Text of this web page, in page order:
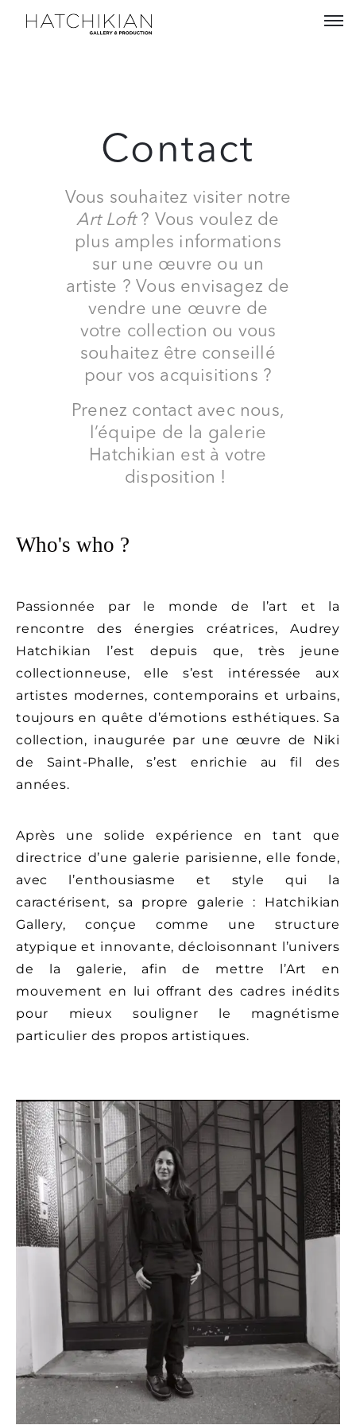
Politique
confidentialité
CGV
Contact
Vous souhaitez visiter notre
Art Loft ? Vous voulez de
plus amples informations
sur une œuvre ou un
artiste ? Vous envisagez de
vendre une œuvre de
votre collection ou vous
souhaitez être conseillé
pour vos acquisitions ?
Prenez contact avec nous,
l’équipe de la galerie
Hatchikian est à votre
disposition !
Who's who ?
Passionnée par le monde de l’art et la
rencontre des énergies créatrices, Audrey
Hatchikian l’est depuis que, très jeune
collectionneuse, elle s’est intéressée aux
artistes modernes, contemporains et urbains,
toujours en quête d’émotions esthétiques. Sa
collection, inaugurée par une œuvre de Niki
de Saint-Phalle, s’est enrichie au fil des
années.
Après une solide expérience en tant que
directrice d’une galerie parisienne, elle fonde,
avec l’enthousiasme et style qui la
caractérisent, sa propre galerie : Hatchikian
Gallery, conçue comme une structure
atypique et innovante, décloisonnant l’univers
de la galerie, afin de mettre l’Art en
mouvement en lui offrant des cadres inédits
pour mieux souligner le magnétisme
particulier des propos artistiques.